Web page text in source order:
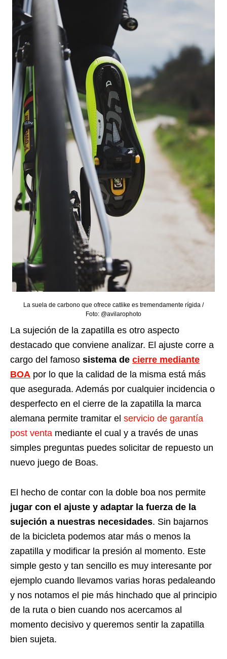
La suela de carbono que ofrece catlike es tremendamente rígida /
Foto: @avilarophoto
La sujeción de la zapatilla es otro aspecto
destacado que conviene analizar. El ajuste corre a
cargo del famoso sistema de cierre mediante
BOA por lo que la calidad de la misma está más
que asegurada. Además por cualquier incidencia o
desperfecto en el cierre de la zapatilla la marca
alemana permite tramitar el servicio de garantía
post venta mediante el cual y a través de unas
simples preguntas puedes solicitar de repuesto un
nuevo juego de Boas.
El hecho de contar con la doble boa nos permite
jugar con el ajuste y adaptar la fuerza de la
sujeción a nuestras necesidades. Sin bajarnos
de la bicicleta podemos atar más o menos la
zapatilla y modificar la presión al momento. Este
simple gesto y tan sencillo es muy interesante por
ejemplo cuando llevamos varias horas pedaleando
y nos notamos el pie más hinchado que al principio
de la ruta o bien cuando nos acercamos al
momento decisivo y queremos sentir la zapatilla
bien sujeta.